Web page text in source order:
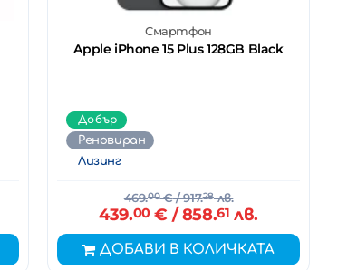
Смартфон
Apple iPhone 15 Plus 128GB Black
Добър
Реновиран
Лизинг
469.00€/ 917.28лв.
439.00€ / 858.61 лв.
ДОБАВИ В КОЛИЧКАТА